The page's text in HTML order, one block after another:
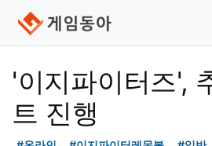
'이지파이터즈',
트 진행